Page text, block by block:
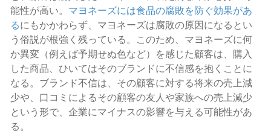
能性が高い。 マヨネーズには食品の腐敗を防ぐ効果があ
るにもかかわらず、マヨネーズは腐敗の原因になるとい
う俗説が根強く残っている。このため、マヨネーズに何
か異変（例えば予期せぬ色など）を感じた顧客は、購入
した商品、ひいてはそのブランドに不信感を抱くことに
なる。ブランド不信は、その顧客に対する将来の売上減
少や、口コミによるその顧客の友人や家族への売上減少
という形で、企業にマイナスの影響を与える可能性があ
る。